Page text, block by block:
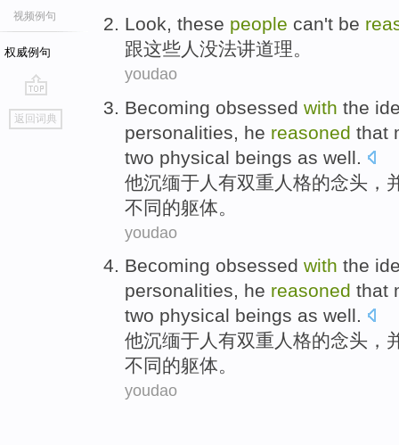
视频例句
权威例句
go
top
返回词典
Look, these people can't be
跟这些人 没法讲道理。
youdao
Becoming obsessed with the
personalities
he reasoned that
two physical beings as well.
他沉缅于 人 有双重 人格的念头 ，
不同的躯体。
youdao
Becoming obsessed with the
personalities, he reasoned that
two physical beings as well.
他沉缅于 人 有双重 人格的念头 ，
不同的躯体。
youdao